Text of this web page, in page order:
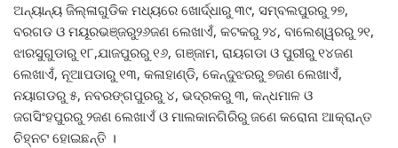
ଅନ୍ୟାନ୍ୟ ଜିଲ୍ଳାଗୁଡିକ ମଧ୍ୟରେ ଖୋର୍ଦ୍ଧାରୁ ୩୯, ସମ୍ବଲପୁରରୁ ୨୭,
ବରଗଡ ଓ ମୟୂରଭଞ୍ଜରୁ୨୬ଜଣ ଲେଖାଏଁ, କଟକରୁ ୨୪, ବାଲେଶ୍ୱରରୁ ୨୧,
ଝାରସୁଗୁଡାରୁ ୧୮,ଯାଜପୁରରୁ ୧୬, ଗଞ୍ଜାମ, ରାୟଗଡା ଓ ପୁରୀରୁ ୧୪ଜଣ
ଲେଖାଏଁ, ନୂଆପଡାରୁ ୧୩, କଳାହାଣ୍ଡି, କେନ୍ଦୁଝରରୁ ୭ଜଣ ଲେଖାଏଁ,
ନୟାଗଡରୁ ୫, ନବରଙ୍ଗପୁରରୁ ୪, ଭଦ୍ରକରୁ ୩, କନ୍ଧମାଳ ଓ
ଜଗସିଂହପୁରରୁ ୨ଜଣ ଲେଖାଏଁ ଓ ମାଲକାନଗିରିରୁ ଜଣେ କରୋନା ଆକ୍ରାନ୍ତ
ଚିହ୍ନଟ ହୋଇଛନ୍ତି ।